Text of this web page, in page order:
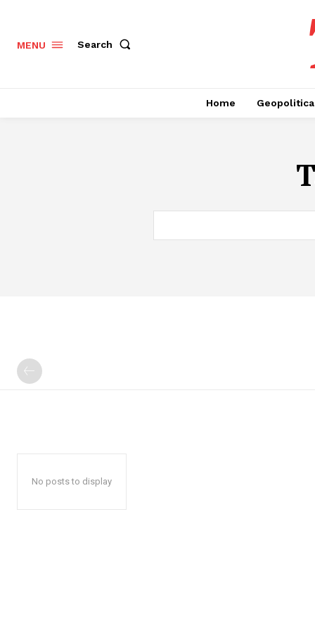
MENU Search
Home Geopolitica
No posts to display